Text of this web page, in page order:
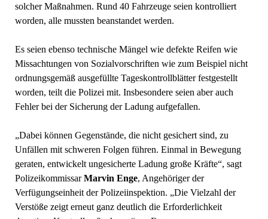
solcher Maßnahmen. Rund 40 Fahrzeuge seien kontrolliert
worden, alle mussten beanstandet werden.
Es seien ebenso technische Mängel wie defekte Reifen wie
Missachtungen von Sozialvorschriften wie zum Beispiel nicht
ordnungsgemäß ausgefüllte Tageskontrollblätter festgestellt
worden, teilt die Polizei mit. Insbesondere seien aber auch
Fehler bei der Sicherung der Ladung aufgefallen.
„Dabei können Gegenstände, die nicht gesichert sind, zu
Unfällen mit schweren Folgen führen. Einmal in Bewegung
geraten, entwickelt ungesicherte Ladung große Kräfte“, sagt
PolizeikommissarMarvin Enge, Angehöriger der
Verfügungseinheit der Polizeiinspektion. „Die Vielzahl der
Verstöße zeigt erneut ganz deutlich die Erforderlichkeit